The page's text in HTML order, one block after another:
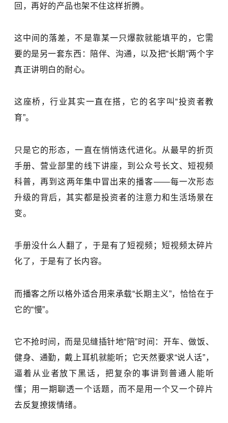
回，再好的产品也架不住这样折腾。
这中间的落差，不是靠某一只爆款就能填平的，它需
要的是另一套东西：陪伴、沟通，以及把“长期”两个字
真正讲明白的耐心。
这座桥，行业其实一直在搭，它的名字叫“投资者教
育”。
只是它的形态，一直在悄悄迭代进化。从最早的折页
手册、营业部里的线下讲座，到公众号长文、短视频
科普，再到这两年集中冒出来的播客——每一次形态
升级的背后，其实都是投资者的注意力和生活场景在
变。
手册没什么人翻了，于是有了短视频；短视频太碎片
化了，于是有了长内容。
而播客之所以格外适合用来承载“长期主义”，恰恰在于
它的“慢”。
它不抢时间，而是见缝插针地“陪”时间：开车、做饭、
健身、通勤，戴上耳机就能听；它天然要求“说人话”，
逼着从业者放下黑话，把复杂的事讲到普通人能听
懂；用一期聊透一个话题，而不是用一个又一个碎片
去反复撩拨情绪。